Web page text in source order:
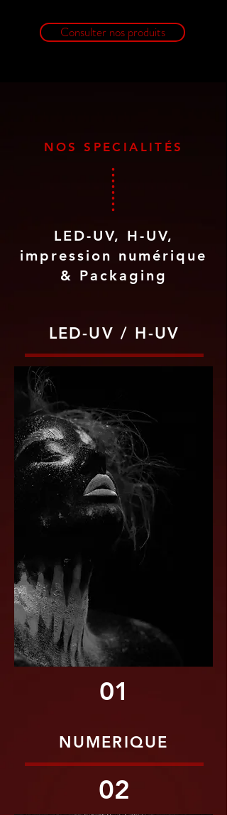
Consulter nos produits
NOS SPECIALITÉS
LED-UV, H-UV,
impression numérique
& Packaging
LED-UV / H-UV
01
NUMERIQUE
02